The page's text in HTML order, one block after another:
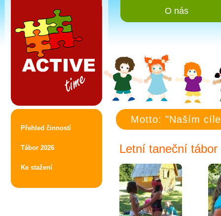
Letní taneční tábor
Přehled činností
Tábor 2026
Ke stažení
Motto: "Naším
O nás